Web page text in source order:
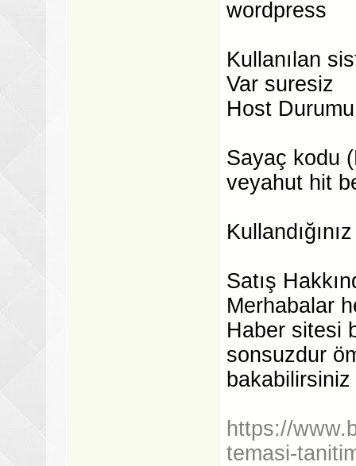
wordpress
Kullanılan
Var suresiz
Host
Sayaç kodu
veyahut hit
Satış
Merhabalar
Haber sitesi
sonsuzdur
bakabilirsiniz
https://
temasi-